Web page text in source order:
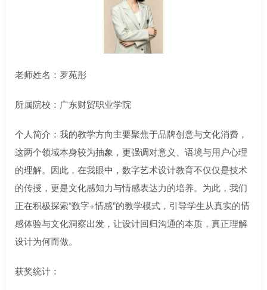
老师姓名：罗苑彤
所属院校：广东财贸职业学院
个人简介：我的教学方向主要聚焦于品牌创意与文化消费，
这两个领域本身较为抽象，更强调对意义、语境与用户心理
的理解。因此，在我眼中，数字艺术设计教育不仅仅是技术
的传授，更是文化感知力与情感表达力的培养。为此，我们
正在积极探索“数字+情感”的教学模式，引导学生从真实的情
感体验与文化洞察出发，让设计回归沟通的本质，真正理解
设计为何而做。
获奖统计：